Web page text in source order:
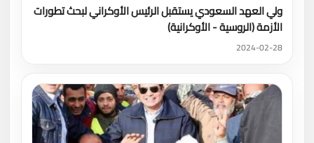
ولي العهد السعودي يستقبل الرئيس الأوكراني لبحث تطورات
الأزمة (الروسية - الأوكرانية)
2024-02-28